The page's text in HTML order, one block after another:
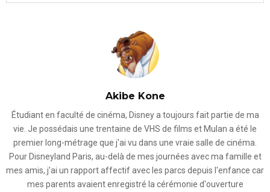
Akibe Kone
Étudiant en faculté de cinéma, Disney a toujours fait partie de ma
vie. Je possédais une trentaine de VHS de films et Mulan a été le
premier long-métrage que j'ai vu dans une vraie salle de cinéma.
Pour Disneyland Paris, au-delà de mes journées avec ma famille et
mes amis, j'ai un rapport affectif avec les parcs depuis l'enfance car
mes parents avaient enregistré la cérémonie d'ouverture